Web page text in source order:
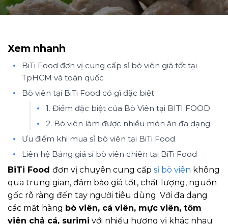
Xem nhanh
BiTi Food đơn vị cung cấp sỉ bò viên giá tốt tại
TpHCM và toàn quốc
Bò viên tại BiTi Food có gì đặc biệt
1. Điểm đặc biệt của Bò Viên tại BITI FOOD
2. Bò viên làm được nhiều món ăn đa dạng
Ưu điểm khi mua sỉ bò viên tại BiTi Food
Liên hệ Bảng giá sỉ bò viên chiên tại BiTi Food
BiTi Food đơn vị chuyên cung cấp sỉ bò viên không
qua trung gian, đảm bảo giá tốt, chất lượng, nguồn
gốc rõ ràng đến tay người tiêu dùng. Với đa dạng
các mặt hàng bò viên, cá viên, mực viên, tôm
viên chả cá, surimi với nhiều hương vị khác nhau